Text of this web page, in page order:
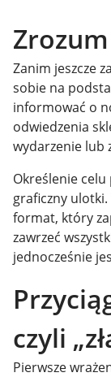
Zanim jeszcze
sobie na
informować o
odwiedzenia
wydarzenie lub
Określenie celu
graficzny
format, który
zawrzeć
jednocześnie
czyli
Pierwsze